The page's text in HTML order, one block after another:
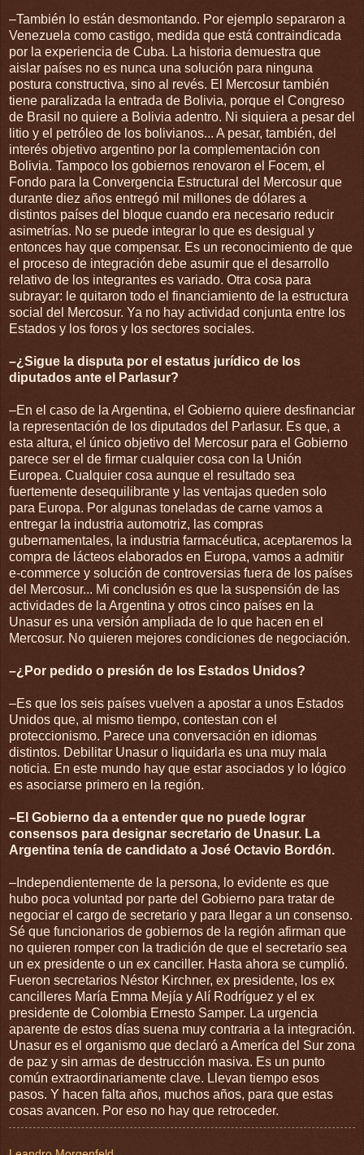
–También lo están desmontando. Por ejemplo separaron a
Venezuela como castigo, medida que está contraindicada
por la experiencia de Cuba. La historia demuestra que
aislar países no es nunca una solución para ninguna
postura constructiva, sino al revés. El Mercosur también
tiene paralizada la entrada de Bolivia, porque el Congreso
de Brasil no quiere a Bolivia adentro. Ni siquiera a pesar del
litio y el petróleo de los bolivianos... A pesar, también, del
interés objetivo argentino por la complementación con
Bolivia. Tampoco los gobiernos renovaron el Focem, el
Fondo para la Convergencia Estructural del Mercosur que
durante diez años entregó mil millones de dólares a
distintos países del bloque cuando era necesario reducir
asimetrías. No se puede integrar lo que es desigual y
entonces hay que compensar. Es un reconocimiento de que
el proceso de integración debe asumir que el desarrollo
relativo de los integrantes es variado. Otra cosa para
subrayar: le quitaron todo el financiamiento de la estructura
social del Mercosur. Ya no hay actividad conjunta entre los
Estados y los foros y los sectores sociales.
–¿Sigue la disputa por el estatus jurídico de los
diputados ante el Parlasur?
–En el caso de la Argentina, el Gobierno quiere desfinanciar
la representación de los diputados del Parlasur. Es que, a
esta altura, el único objetivo del Mercosur para el Gobierno
parece ser el de firmar cualquier cosa con la Unión
Europea. Cualquier cosa aunque el resultado sea
fuertemente desequilibrante y las ventajas queden solo
para Europa. Por algunas toneladas de carne vamos a
entregar la industria automotriz, las compras
gubernamentales, la industria farmacéutica, aceptaremos la
compra de lácteos elaborados en Europa, vamos a admitir
e-commerce y solución de controversias fuera de los países
del Mercosur... Mi conclusión es que la suspensión de las
actividades de la Argentina y otros cinco países en la
Unasur es una versión ampliada de lo que hacen en el
Mercosur. No quieren mejores condiciones de negociación.
–¿Por pedido o presión de los Estados Unidos?
–Es que los seis países vuelven a apostar a unos Estados
Unidos que, al mismo tiempo, contestan con el
proteccionismo. Parece una conversación en idiomas
distintos. Debilitar Unasur o liquidarla es una muy mala
noticia. En este mundo hay que estar asociados y lo lógico
es asociarse primero en la región.
–El Gobierno da a entender que no puede lograr
consensos para designar secretario de Unasur. La
Argentina tenía de candidato a José Octavio Bordón.
–Independientemente de la persona, lo evidente es que
hubo poca voluntad por parte del Gobierno para tratar de
negociar el cargo de secretario y para llegar a un consenso.
Sé que funcionarios de gobiernos de la región afirman que
no quieren romper con la tradición de que el secretario sea
un ex presidente o un ex canciller. Hasta ahora se cumplió.
Fueron secretarios Néstor Kirchner, ex presidente, los ex
cancilleres María Emma Mejía y Alí Rodríguez y el ex
presidente de Colombia Ernesto Samper. La urgencia
aparente de estos días suena muy contraria a la integración.
Unasur es el organismo que declaró a Ameríca del Sur zona
de paz y sin armas de destrucción masiva. Es un punto
común extraordinariamente clave. Llevan tiempo esos
pasos. Y hacen falta años, muchos años, para que estas
cosas avancen. Por eso no hay que retroceder.